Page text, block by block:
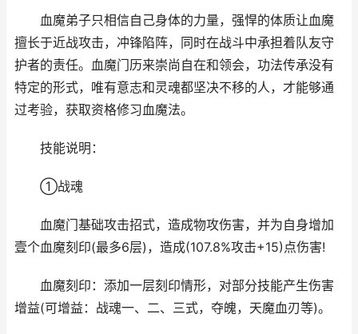
血魔弟子只相信自己身体的力量，强悍的体质让血魔
擅长于近战攻击，冲锋陷阵，同时在战斗中承担着队友守
护者的责任。血魔门历来崇尚自在和领会，功法传承没有
特定的形式，唯有意志和灵魂都坚决不移的人，才能够通
过考验，获取资格修习血魔法。
技能说明：
①战魂
血魔门基础攻击招式，造成物攻伤害，并为自身增加
壹个血魔刻印(最多6层)，造成(107.8%攻击+15)点伤害!
血魔刻印：添加一层刻印情形，对部分技能产生伤害
增益(可增益：战魂一、二、三式，夺魄，天魔血刃等)。